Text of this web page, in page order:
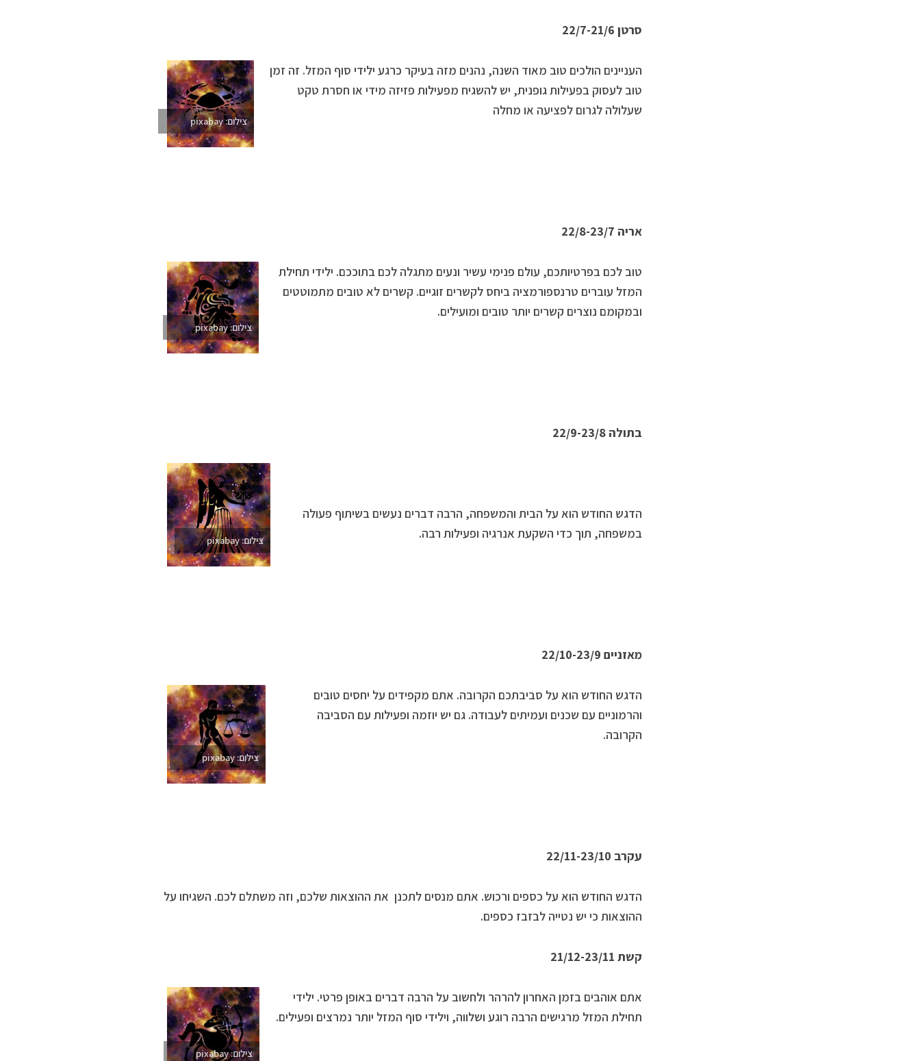
סרטן 22/7-21/6
צילום: pixabay
העניינים הולכים טוב מאוד השנה, נהנים מזה בעיקר כרגע ילידי סוף המזל. זה זמן
טוב לעסוק בפעילות גופנית, יש להשגיח מפעילות פזיזה מידי או חסרת טקט
שעלולה לגרום לפציעה או מחלה
אריה 22/8-23/7
צילום: pixabay
טוב לכם בפרטיותכם, עולם פנימי עשיר ונעים מתגלה לכם בתוככם. ילידי תחילת
המזל עוברים טרנספורמציה ביחס לקשרים זוגיים. קשרים לא טובים מתמוטטים
ובמקומם נוצרים קשרים יותר טובים ומועילים.
בתולה 22/9-23/8
צילום: pixabay
הדגש החודש הוא על הבית והמשפחה, הרבה דברים נעשים בשיתוף פעולה
במשפחה, תוך כדי השקעת אנרגיה ופעילות רבה.
מאזניים 22/10-23/9
צילום: pixabay
הדגש החודש הוא על סביבתכם הקרובה. אתם מקפידים על יחסים טובים
והרמוניים עם שכנים ועמיתים לעבודה. גם יש יוזמה ופעילות עם הסביבה
הקרובה.
עקרב 22/11-23/10
הדגש החודש הוא על כספים ורכוש. אתם מנסים לתכנן את ההוצאות שלכם, וזה משתלם לכם. השגיחו על
ההוצאות כי יש נטייה לבזבז כספים.
קשת 21/12-23/11
צילום: pixabay
אתם אוהבים בזמן האחרון להרהר ולחשוב על הרבה דברים באופן פרטי. ילידי
תחילת המזל מרגישים הרבה רוגע ושלווה, וילידי סוף המזל יותר נמרצים ופעילים.